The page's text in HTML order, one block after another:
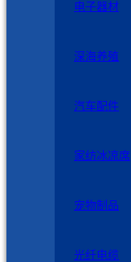
电子器材
深海养殖
汽车配件
家纺冰凉席
宠物制品
光纤电缆